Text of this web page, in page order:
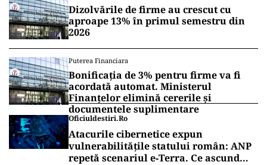
Dizolvările de firme au crescut cu
aproape 13% în primul semestru din
2026
Puterea Financiara
Bonificația de 3% pentru firme va fi
acordată automat. Ministerul
Finanțelor elimină cererile și
documentele suplimentare
Oficiuldestiri.ro
Atacurile cibernetice expun
vulnerabilitățile statului român: ANP
repetă scenariul e‑Terra. Ce ascund